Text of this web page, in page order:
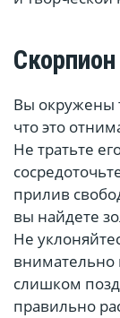
Скорпион
Вы окружены
что это
Не тратьте
прилив
вы найдете
Не
внимательно
слишком
правильно